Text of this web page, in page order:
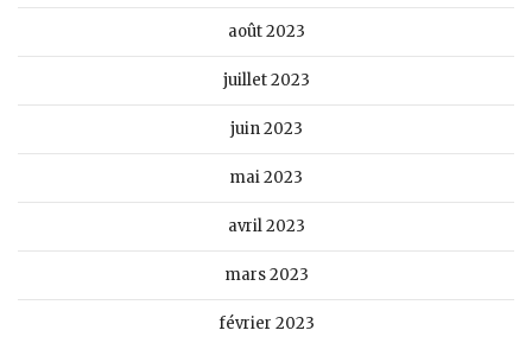
août 2023
juillet 2023
juin 2023
mai 2023
avril 2023
mars 2023
février 2023